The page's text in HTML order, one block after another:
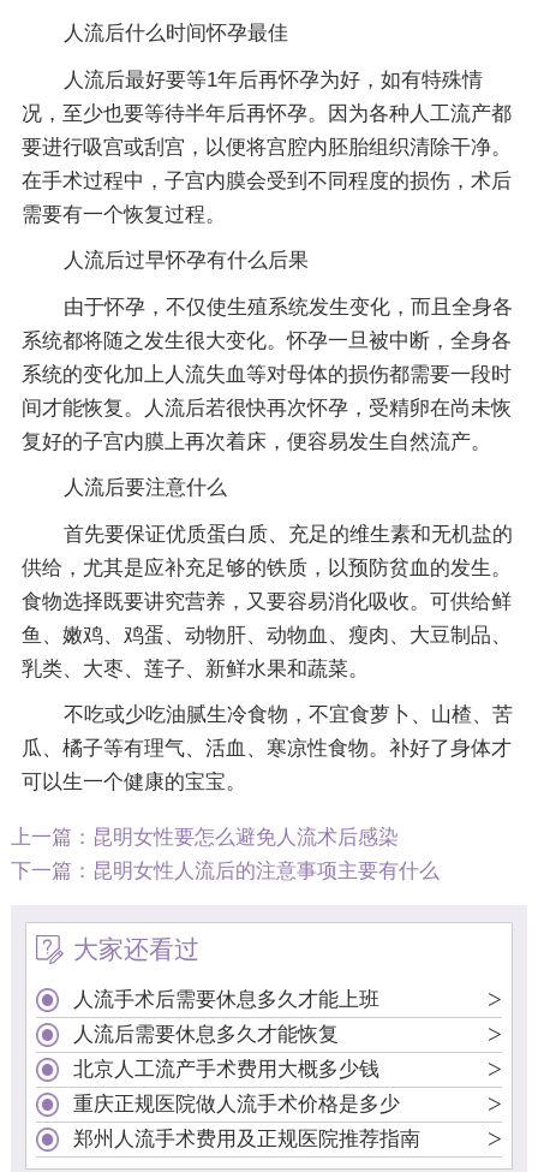
人流后什么时间怀孕最佳
人流后最好要等1年后再怀孕为好，如有特殊情
况，至少也要等待半年后再怀孕。因为各种人工流产都
要进行吸宫或刮宫，以便将宫腔内胚胎组织清除干净。
在手术过程中，子宫内膜会受到不同程度的损伤，术后
需要有一个恢复过程。
人流后过早怀孕有什么后果
由于怀孕，不仅使生殖系统发生变化，而且全身各
系统都将随之发生很大变化。怀孕一旦被中断，全身各
系统的变化加上人流失血等对母体的损伤都需要一段时
间才能恢复。人流后若很快再次怀孕，受精卵在尚未恢
复好的子宫内膜上再次着床，便容易发生自然流产。
人流后要注意什么
首先要保证优质蛋白质、充足的维生素和无机盐的
供给，尤其是应补充足够的铁质，以预防贫血的发生。
食物选择既要讲究营养，又要容易消化吸收。可供给鲜
鱼、嫩鸡、鸡蛋、动物肝、动物血、瘦肉、大豆制品、
乳类、大枣、莲子、新鲜水果和蔬菜。
不吃或少吃油腻生冷食物，不宜食萝卜、山楂、苦
瓜、橘子等有理气、活血、寒凉性食物。补好了身体才
可以生一个健康的宝宝。
上一篇： 昆明女性要怎么避免人流术后感染
下一篇： 昆明女性人流后的注意事项主要有什么
大家还看过
人流手术后需要休息多久才能上班 >
人流后需要休息多久才能恢复 >
北京人工流产手术费用大概多少钱 >
重庆正规医院做人流手术价格是多少 >
郑州人流手术费用及正规医院推荐指南 >